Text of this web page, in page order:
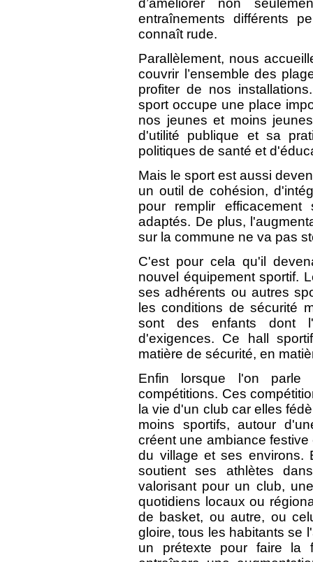
d’améliorer non
entraînements différents
connaît rude.
Parallèlement, nous
couvrir l’ensemble des
profiter de nos
sport occupe une place
nos jeunes et moins
d'utilité publique et sa
politiques de santé et
Mais le sport est aussi
un outil de cohésion,
pour remplir
adaptés. De plus,
sur la commune ne va pas
C'est pour cela qu'il
nouvel équipement sportif.
ses adhérents ou autres
les conditions de sécurité
sont des enfants dont
d'exigences. Ce hall
matière de sécurité, en
Enfin lorsque l'on
compétitions. Ces
la vie d'un club car elles
moins sportifs, autour
créent une ambiance
du village et ses environs.
soutient ses athlètes
valorisant pour un club,
quotidiens locaux ou
de basket, ou autre, ou
gloire, tous les habitants se
un prétexte pour faire la